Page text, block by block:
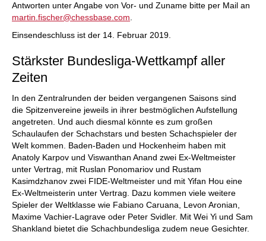
Antworten unter Angabe von Vor- und Zuname bitte per Mail an
martin.fischer@chessbase.com
Einsendeschluss ist der 14. Februar 2019.
Stärkster Bundesliga-Wettkampf aller
Zeiten
In den Zentralrunden der beiden vergangenen Saisons sind
die Spitzenvereine jeweils in ihrer bestmöglichen Aufstellung
angetreten. Und auch diesmal könnte es zum großen
Schaulaufen der Schachstars und besten Schachspieler der
Welt kommen. Baden-Baden und Hockenheim haben mit
Anatoly Karpov und Viswanthan Anand zwei Ex-Weltmeister
unter Vertrag, mit Ruslan Ponomariov und Rustam
Kasimdzhanov zwei FIDE-Weltmeister und mit Yifan Hou eine
Ex-Weltmeisterin unter Vertrag. Dazu kommen viele weitere
Spieler der Weltklasse wie Fabiano Caruana, Levon Aronian,
Maxime Vachier-Lagrave oder Peter Svidler. Mit Wei Yi und Sam
Shankland bietet die Schachbundesliga zudem neue Gesichter.